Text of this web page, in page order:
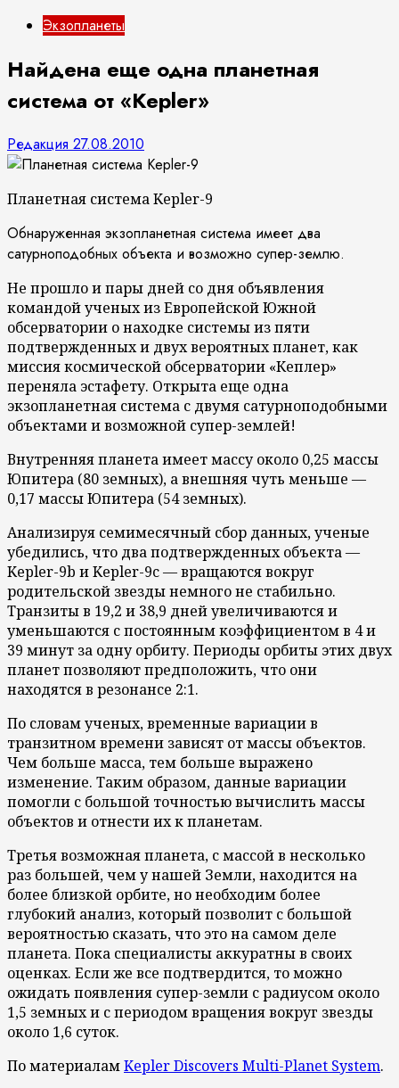
Экзопланеты
Найдена еще одна планетная
система от «Kepler»
Редакция 27.08.2010
Планетная система Kepler-9
Обнаруженная экзопланетная система имеет два
сатурноподобных объекта и возможно супер-землю.
Не прошло и пары дней со дня объявления
командой ученых из Европейской Южной
обсерватории о находке системы из пяти
подтвержденных и двух вероятных планет, как
миссия космической обсерватории «Кеплер»
переняла эстафету. Открыта еще одна
экзопланетная система с двумя сатурноподобными
объектами и возможной супер-землей!
Внутренняя планета имеет массу около 0,25 массы
Юпитера (80 земных), а внешняя чуть меньше —
0,17 массы Юпитера (54 земных).
Анализируя семимесячный сбор данных, ученые
убедились, что два подтвержденных объекта —
Kepler-9b и Kepler-9c — вращаются вокруг
родительской звезды немного не стабильно.
Транзиты в 19,2 и 38,9 дней увеличиваются и
уменьшаются с постоянным коэффициентом в 4 и
39 минут за одну орбиту. Периоды орбиты этих двух
планет позволяют предположить, что они
находятся в резонансе 2:1.
По словам ученых, временные вариации в
транзитном времени зависят от массы объектов.
Чем больше масса, тем больше выражено
изменение. Таким образом, данные вариации
помогли с большой точностью вычислить массы
объектов и отнести их к планетам.
Третья возможная планета, с массой в несколько
раз большей, чем у нашей Земли, находится на
более близкой орбите, но необходим более
глубокий анализ, который позволит с большой
вероятностью сказать, что это на самом деле
планета. Пока специалисты аккуратны в своих
оценках. Если же все подтвердится, то можно
ожидать появления супер-земли с радиусом около
1,5 земных и с периодом вращения вокруг звезды
около 1,6 суток.
По материаламKepler Discovers Multi-Planet System.